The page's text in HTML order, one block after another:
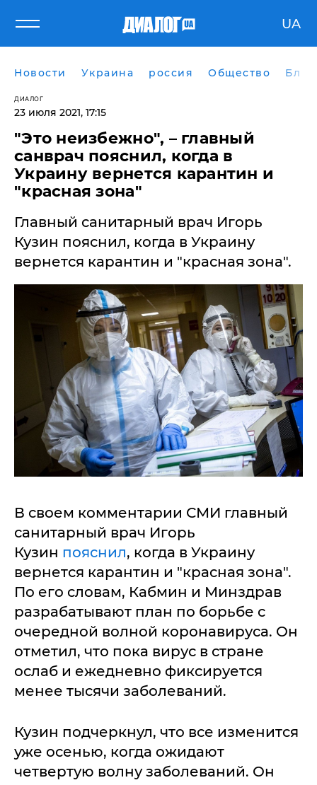
UA
Новости Украина россия Общество
ДИАЛОГ
23 июля 2021, 17:15
"Это неизбежно", – главный
санврач пояснил, когда в
Украину вернется карантин и
"красная зона"
Главный санитарный врач Игорь
Кузин пояснил, когда в Украину
вернется карантин и "красная зона".
В своем комментарии СМИ главный
санитарный врач Игорь
Кузин пояснил, когда в Украину
вернется карантин и "красная зона".
По его словам, Кабмин и Минздрав
разрабатывают план по борьбе с
очередной волной коронавируса. Он
отметил, что пока вирус в стране
ослаб и ежедневно фиксируется
менее тысячи заболеваний.
Кузин подчеркнул, что все изменится
уже осенью, когда ожидают
четвертую волну заболеваний. Он